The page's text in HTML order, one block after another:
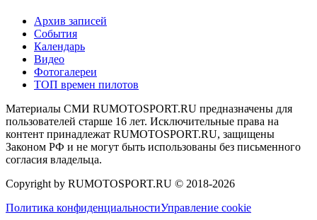
Архив записей
События
Календарь
Видео
Фотогалереи
ТОП времен пилотов
Материалы СМИ RUMOTOSPORT.RU предназначены для
пользователей старше 16 лет. Исключительные права на
контент принадлежат RUMOTOSPORT.RU, защищены
Законом РФ и не могут быть использованы без письменного
согласия владельца.
Copyright by RUMOTOSPORT.RU © 2018-2026
Политика конфиденциальностиУправление cookie